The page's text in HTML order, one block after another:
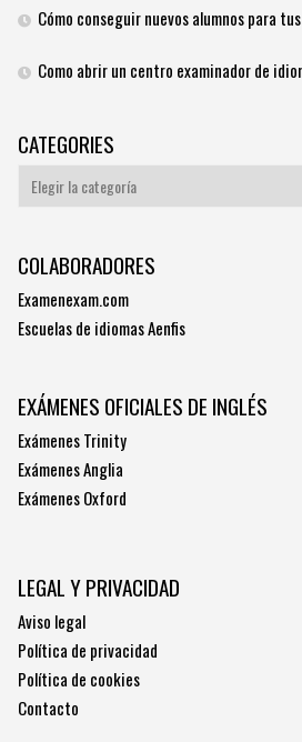
Cómo conseguir nuevos alumnos para
Como abrir un centro examinador de
CATEGORIES
Categories
COLABORADORES
Examenexam.com
Escuelas de idiomas Aenfis
EXÁMENES OFICIALES DE INGLÉS
Exámenes Trinity
Exámenes Anglia
Exámenes Oxford
LEGAL Y PRIVACIDAD
Aviso legal
Política de privacidad
Política de cookies
Contacto